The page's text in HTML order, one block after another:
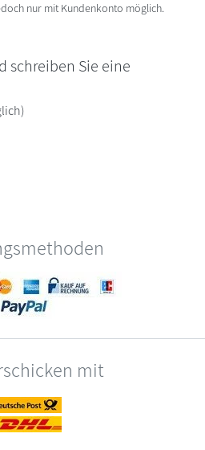
nur mit Kundenkonto möglich.
schreiben Sie eine
mit